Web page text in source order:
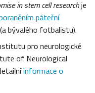
in stem cell researchje
páteřní
bývalého fotbalistu).
pro neurologické
of Neurological
informace o